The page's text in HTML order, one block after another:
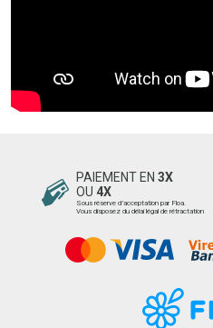
PAIEMENT EN 3X
OU 4X
Sous réserve d’acceptation par Floa.
Vous disposez du délai légal de rétractation